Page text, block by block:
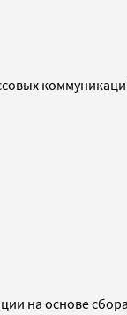
на основе